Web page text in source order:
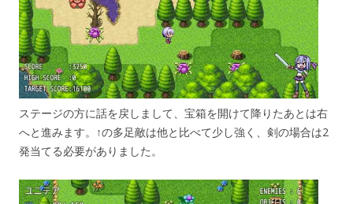
ステージの方に話を戻しまして、宝箱を開けて降りたあとは右
へと進みます。↑の多足敵は他と比べて少し強く、剣の場合は2
発当てる必要がありました。